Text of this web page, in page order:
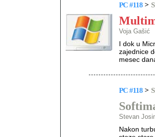
PC #118 >
Voja Gašić
I dok u
zajednice
mesec
PC #118 >
Stevan
Nakon